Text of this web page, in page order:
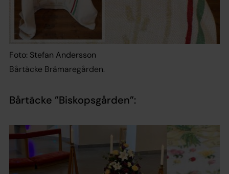
Foto: Stefan Andersson
Bårtäcke Brämaregården.
Bårtäcke ”Biskopsgården”: